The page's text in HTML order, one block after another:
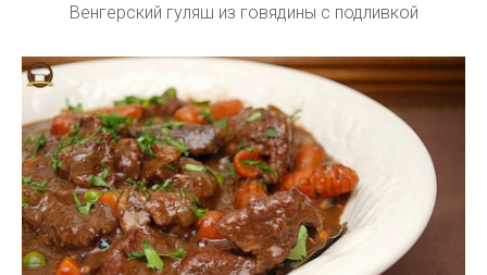
Венгерский гуляш из говядины с подливкой